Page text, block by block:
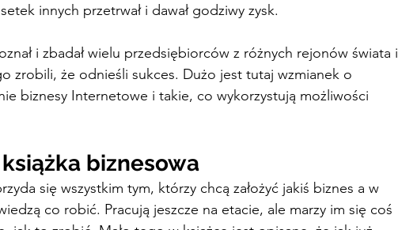
innych przetrwał i dawał godziwy zysk.
i zbadał wielu przedsiębiorców z różnych rejonów świata i
zrobili, że odnieśli sukces. Dużo jest tutaj wzmianek o
biznesy Internetowe i takie, co wykorzystują możliwości
biznesowa
się wszystkim tym, którzy chcą założyć jakiś biznes a w
co robić. Pracują jeszcze na etacie, ale marzy im się coś